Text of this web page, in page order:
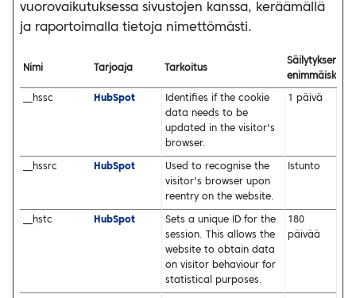
vuorovaikutuksessa sivustojen kanssa, keräämällä
ja raportoimalla tietoja nimettömästi.
Nimi Tarjoaja Tarkoitus
Säilytyksen
enimmäiskesto
__hssc HubSpot
Identifies if the cookie
data needs to be
updated in the visitor's
browser.
1 päivä
__hssrc HubSpot
Used to recognise the
visitor's browser upon
reentry on the website.
Istunto
__hstc HubSpot
Sets a unique ID for the
session. This allows the
website to obtain data
on visitor behaviour for
statistical purposes.
180
päivää